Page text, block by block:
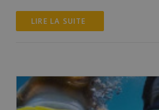
LIRE LA SUITE